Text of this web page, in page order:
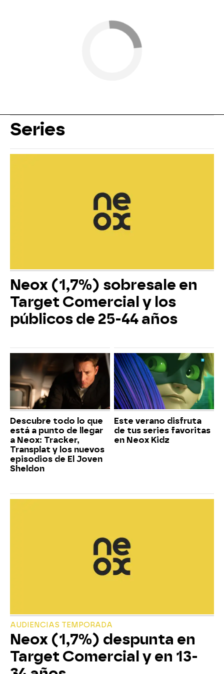
Series
Neox (1,7%) sobresale en
Target Comercial y los
públicos de 25-44 años
Descubre todo lo que
está a punto de llegar
a Neox: Tracker,
Transplat y los nuevos
episodios de El Joven
Sheldon
Este verano disfruta
de tus series favoritas
en Neox Kidz
AUDIENCIAS TEMPORADA
Neox (1,7%) despunta en
Target Comercial y en 13-